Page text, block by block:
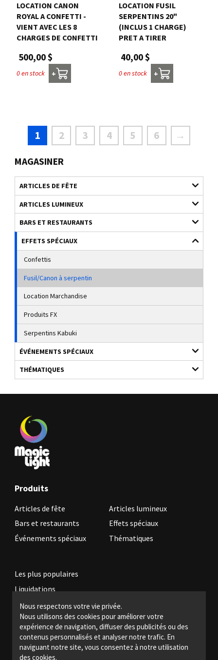
Nous respectons votre vie privée.
Nous utilisons des cookies pour améliorer votre
expérience de navigation, diffuser des publicités ou des
contenus personnalisés et analyser notre trafic. En
naviguant notre site, vous consentez à notre utilisation
des cookies.
MAGASINER
ARTICLES DE FÊTE
ARTICLES LUMINEUX
BARS ET RESTAURANTS
EFFETS SPÉCIAUX
Confettis
Fusil/Canon à serpentin
Location Marchandise
Produits FX
Serpentins Kabuki
ÉVÉNEMENTS SPÉCIAUX
THÉMATIQUES
LOCATION CANON
ROYAL A CONFETTI -
VIENT AVEC LES 8
CHARGES DE CONFETTI
500,00 $
0 en stock +
LOCATION FUSIL
SERPENTINS 20"
(INCLUS 1 CHARGE)
PRET A TIRER
40,00 $
0 en stock +
1 2 3 4 5 6 →
Produits
Articles de fête
Articles lumineux
Bars et restaurants
Effets spéciaux
Événements spéciaux
Thématiques
Les plus populaires
Liquidations
Devenez revendeur
Politiques légales
Nous joindre